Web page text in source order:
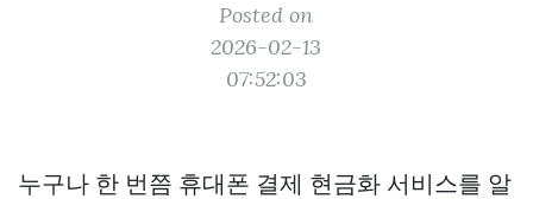
Posted on
2026-02-13
07:52:03
누구나 한 번쯤 휴대폰 결제 현금화 서비스를 알